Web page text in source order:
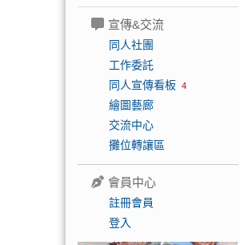
宣傳&交流
同人社團
工作委託
同人宣傳看板 4
繪圖藝廊
交流中心
攤位轉讓區
會員中心
註冊會員
登入